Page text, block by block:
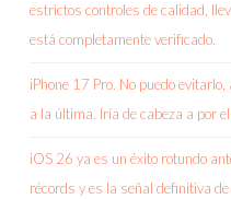
estrictos controles de calidad,
está completamente verificado.
iPhone 17 Pro. No puedo
a la última. Iría de cabeza a por
iOS 26 ya es un éxito rotundo
récords y es la señal definitiva